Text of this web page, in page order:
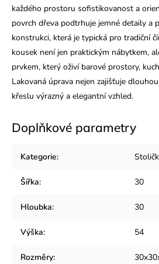
každého prostoru sofistikovanost a
povrch dřeva podtrhuje jemné detaily a
konstrukci, která je typická pro tradiční
kousek není jen praktickým nábytkem,
prvkem, který oživí barové prostory,
Lakovaná úprava nejen zajišťuje
křeslu výrazný a elegantní vzhled.
Doplňkové parametry
Kategorie:
Šířka: 30
Hloubka: 30
Výška: 54
Rozměry: